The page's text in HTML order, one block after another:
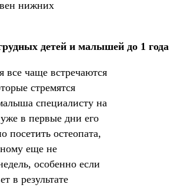
нижних
детей и малышей до 1 года
все чаще встречаются
стремятся
специалисту на
в первые дни его
посетить остеопата,
еще не
особенно если
в результате